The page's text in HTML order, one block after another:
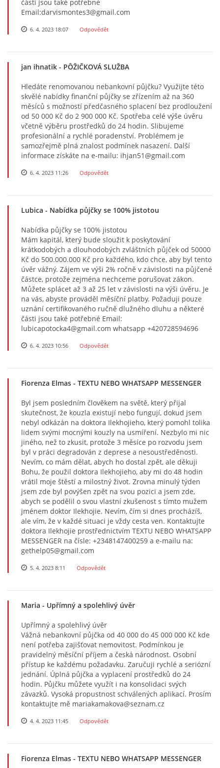
části jsou také potřebné
Email:darvismontes3@gmail.com
6. 4. 2023 18:07 Odpovědět
jan ihnatik - PÔŽIČKOVÁ SLUŽBA
Hledáte renomovanou nebankovní půjčku? Využijte této
skvělé nabídky finanční půjčky se zřízením až na 360
měsíců s možností předčasného splacení bez prodloužení
od 50 000 Kč do 2 900 000 Kč. Spotřeba celé výše úvěru
včetně výběru prostředků do 24 hodin. Slibujeme
profesionální a rychlé poradenství. Problémem je
samozřejmě plná znalost podmínek nasazení. Další
informace získáte na e-mailu: ihjan51@gmail.com
6. 4. 2023 11:26 Odpovědět
Lubica - Nabídka půjčky se 100% jistotou
Nabídka půjčky se 100% jistotou
Mám kapitál, který bude sloužit k poskytování
krátkodobých a dlouhodobých zvláštních půjček od 50000
Kč do 500.000.000 Kč pro každého, kdo chce, aby byl tento
úvěr vážný. Zájem ve výši 2% ročně v závislosti na půjčené
částce, protože zejména nechceme porušovat zákon.
Můžete splácet až 3 až 25 let v závislosti na výši úvěru. Je
na vás, abyste prováděl měsíční platby. Požaduji pouze
uznání certifikovaného ručně dlužného dluhu a některé
části jsou také potřebné Email:
lubicapotocka4@gmail.com whatsapp +420728594696
6. 4. 2023 10:56 Odpovědět
Fiorenza Elmas - TEXTU NEBO WHATSAPP MESSENGER
Byl jsem posledním člověkem na světě, který přijal
skutečnost, že kouzla existují nebo fungují, dokud jsem
nebyl odkázán na doktora Ilekhojieho, který pomohl tolika
lidem svými mocnými kouzly na usmíření. Nezbylo mi nic
jiného, než to zkusit, protože 3 měsíce po rozvodu jsem
byl v práci degradován z deprese a nesoustředěnosti.
Nevím, co mám dělat, abych ho dostal zpět, ale děkuji
Bohu, že použil doktora Ilekhojieho, aby mi do 48 hodin
vrátil moje štěstí a milostný život. Zrovna minulý týden
jsem zde byl povýšen zpět na svou pozici a jsem zde,
abych se podělil o svou vlastní zkušenost s tímto mužem
jménem doktor Ilekhojie. Nevím, čím si dnes procházíš,
ale vím, že v každé situaci je vždy cesta ven. Kontaktujte
doktora Ilekhojie prostřednictvím TEXTU NEBO WHATSAPP
MESSENGER na čísle: +2348147400259 a e-mailu na:
gethelp05@gmail.com
5. 4. 2023 8:11 Odpovědět
Maria - Upřímný a spolehlivý úvěr
Upřímný a spolehlivý úvěr
Vážná nebankovní půjčka od 40 000 do 45 000 000 Kč kde
není potřeba zajišťovat nemovitost. Podmínkou je
pravidelný měsíční příjem a česká národnost. Osobní
přístup ke každému požadavku. Zaručuji rychlé a seriózní
jednání. Úplná půjčka a vyplacení prostředků do 24
hodin. Půjčku můžete využít i na konsolidaci svých
závazků. Vysoká propustnost schválených aplikací. Prosím
kontaktujte mě mariakamakova@seznam.cz
4. 4. 2023 11:45 Odpovědět
Fiorenza Elmas - TEXTU NEBO WHATSAPP MESSENGER